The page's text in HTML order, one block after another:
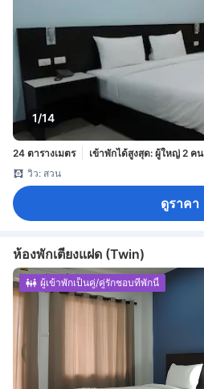
1/14
24 ตารางเมตร เข้าพักได้สูงสุด: ผู้ใหญ่ 2 คน
วิว: สวน
ดูราคา
ห้องพักเตียงแฝด (Twin)
ผู้เข้าพักเป็นคู่/คู่รักชอบที่พักนี้